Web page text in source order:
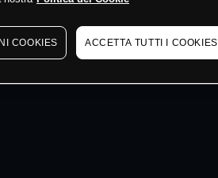
COOKIES ACCETTA TUTTI I COOKIES